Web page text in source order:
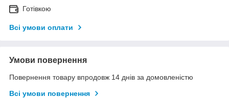
Готівкою
Всі умови оплати
Умови повернення
Повернення товару впродовж 14 днів за домовленістю
Всі умови повернення